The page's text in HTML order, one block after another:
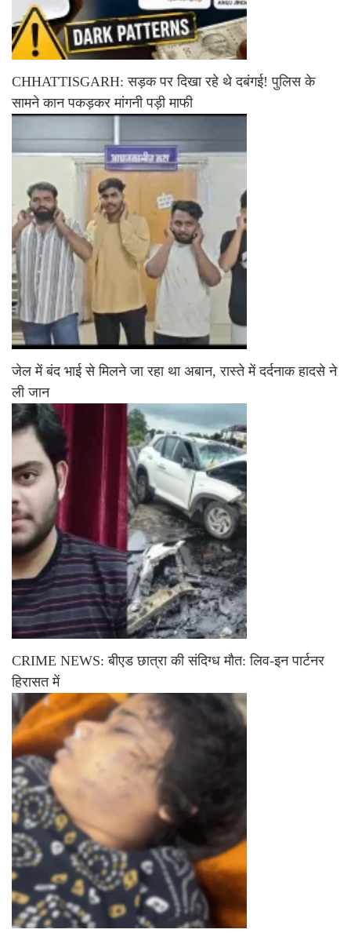
CHHATTISGARH: सड़क पर दिखा रहे थे दबंगई! पुलिस के
सामने कान पकड़कर मांगनी पड़ी माफी
जेल में बंद भाई से मिलने जा रहा था अबान, रास्ते में दर्दनाक हादसे ने
ली जान
CRIME NEWS: बीएड छात्रा की संदिग्ध मौत: लिव-इन पार्टनर
हिरासत में